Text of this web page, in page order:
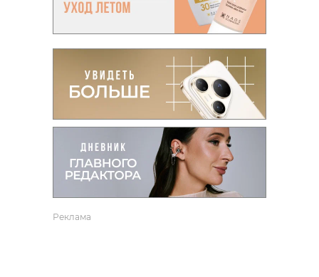
Реклама